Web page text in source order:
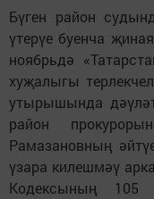
Бүген район
үтерүе буенча
ноябрьдә
хуҗалыгы
утырышында
район
Рамазановның
үзара килешмәү
Кодексының 105